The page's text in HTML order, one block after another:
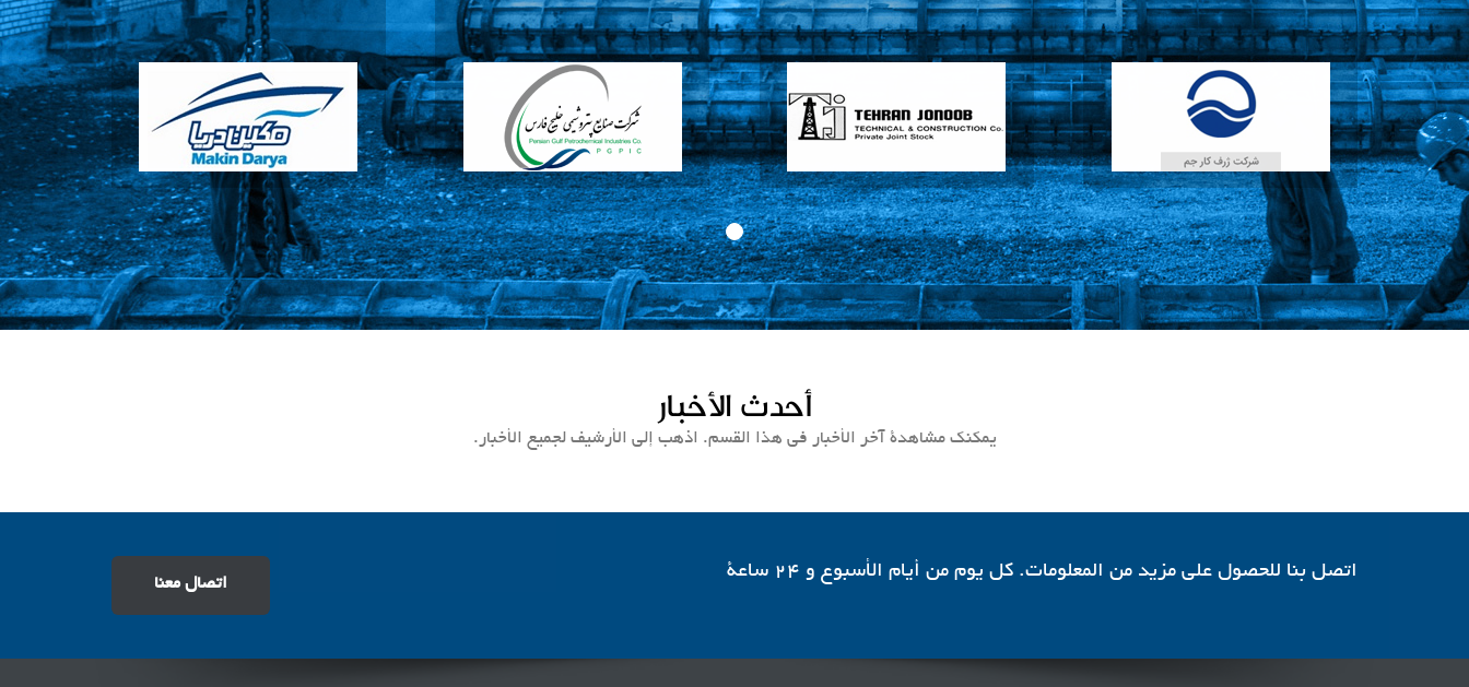
أحدث الأخبار
يمكنك مشاهدة آخر الأخبار في هذا القسم. اذهب إلى الأرشيف لجميع الأخبار.
اتصال معنا
اتصل بنا للحصول على مزيد من المعلومات. كل يوم من أيام الأسبوع و 24 ساعة